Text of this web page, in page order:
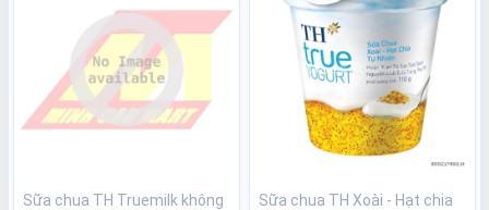
Sữa chua TH Truemilk không
Sữa chua TH Xoài - Hạt chia